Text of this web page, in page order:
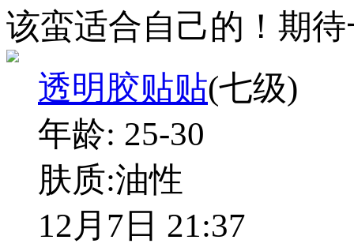
该蛮适合自己的！期待
透明胶贴贴(七级)
年龄: 25-30
肤质:油性
12月7日 21:37